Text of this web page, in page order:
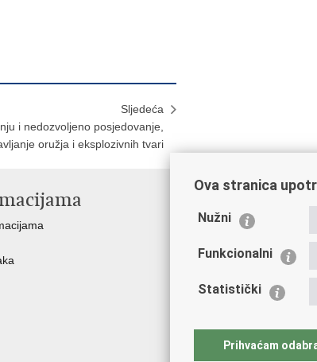
Sljedeća
i nedozvoljeno posjedovanje,
oružja i eksplozivnih tvari
Važne
Ministarstvo unutarnjih
Udruge
Policijska akademija
Zaklada policijske
Centar za forenzična
Ova stranica
Nužni
Funkcionalni
Statistički
Prihvaćam